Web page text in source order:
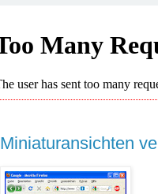
Miniaturansichten